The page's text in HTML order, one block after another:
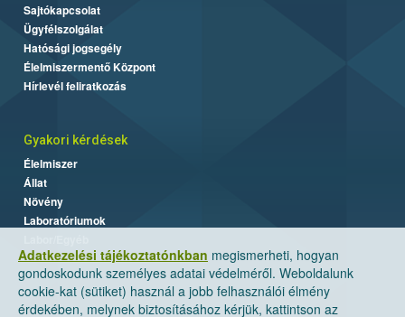
Adatkezelési tájékoztatónkban megismerheti, hogyan
gondoskodunk személyes adatai védelméről. Weboldalunk
cookie-kat (sütiket) használ a jobb felhasználói élmény
érdekében, melynek biztosításához kérjük, kattintson az
Sajtókapcsolat
Ügyfélszolgálat
Hatósági jogsegély
Élelmiszermentő Központ
Hírlevél feliratkozás
Gyakori kérdések
Élelmiszer
Állat
Növény
Laboratóriumok